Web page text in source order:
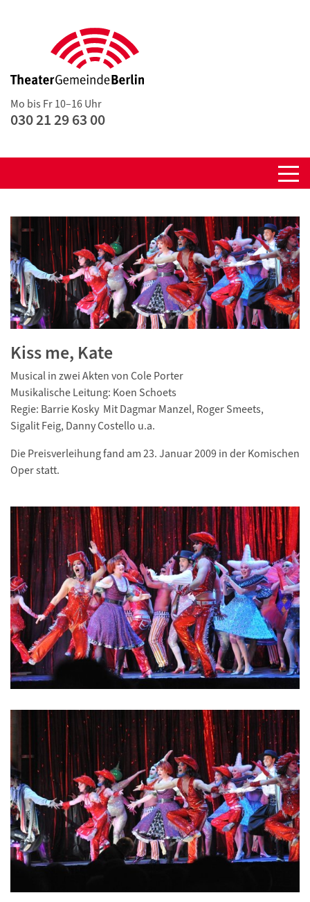
Mo bis Fr 10–16 Uhr
030 21 29 63 00
Kiss me, Kate
Musical in zwei Akten von Cole Porter
Musikalische Leitung: Koen Schoets
Regie: Barrie Kosky Mit Dagmar Manzel, Roger Smeets,
Sigalit Feig, Danny Costello u.a.
Die Preisverleihung fand am 23. Januar 2009 in der Komischen
Oper statt.